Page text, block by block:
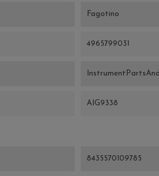
Fagotino
4965799031
AIG9338
8435570109785